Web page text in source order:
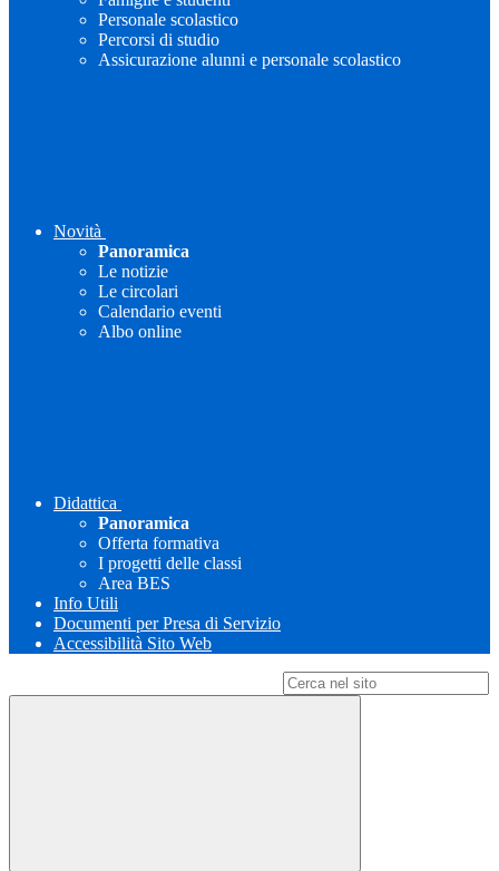
Personale scolastico
Percorsi di studio
Assicurazione alunni e personale scolastico
Novità
Panoramica
Le notizie
Le circolari
Calendario eventi
Albo online
Didattica
Panoramica
Offerta formativa
I progetti delle classi
Area BES
Info Utili
Documenti per Presa di Servizio
Accessibilità Sito Web